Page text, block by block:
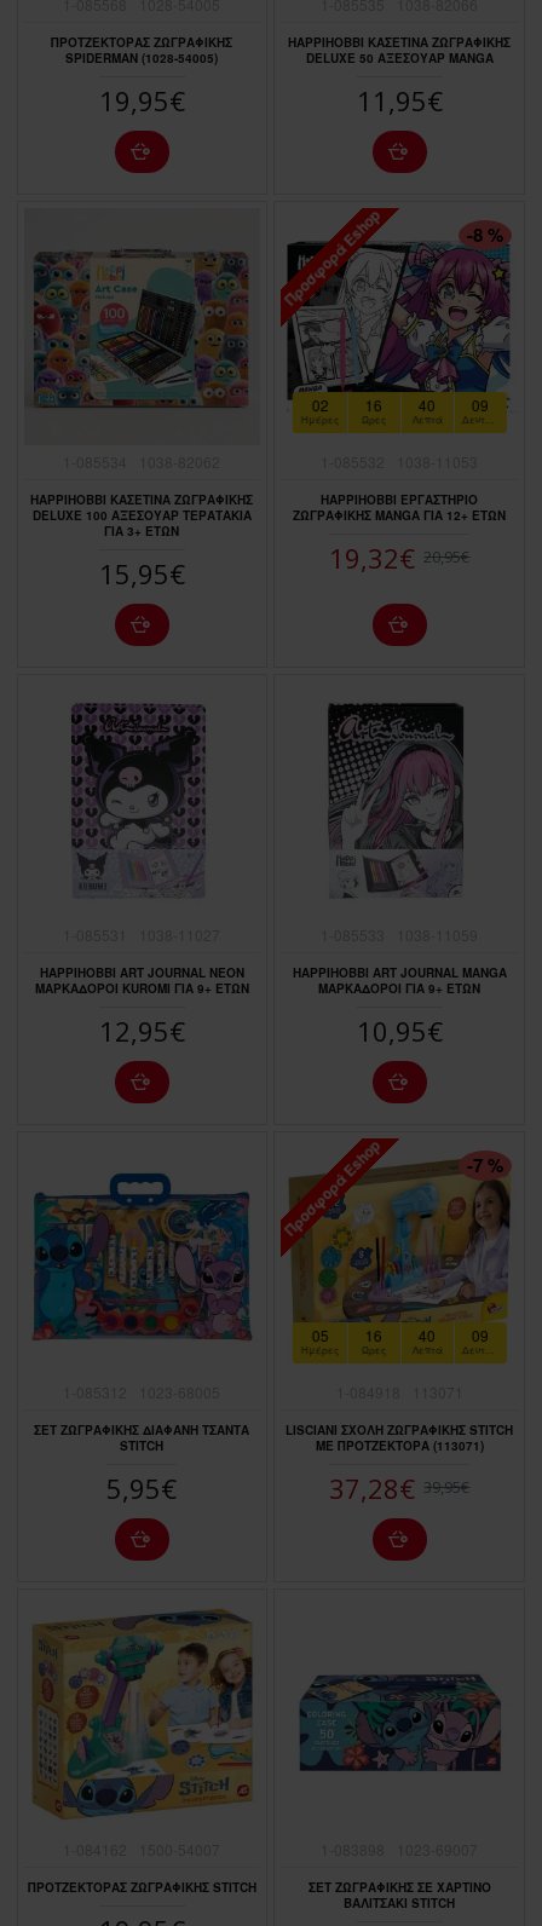
ΠΡΟΤΖΕΚΤΟΡΑΣ ΖΩΓΡΑΦΙΚΗΣ
SPIDERMAN (1028-54005)
19,95€
HAPPIHOBBI ΚΑΣΕΤΙΝΑ ΖΩΓΡΑΦΙΚΗΣ
DELUXE 50 ΑΞΕΣΟΥΑΡ MANGA
11,95€
HAPPIHOBBI ΚΑΣΕΤΙΝΑ ΖΩΓΡΑΦΙΚΗΣ
DELUXE 100 ΑΞΕΣΟΥΑΡ ΤΕΡΑΤΑΚΙΑ
ΓΙΑ 3+ ΕΤΩΝ
15,95€
ΠΤΏΣΗ ΤΙΜΉΣ
Προσφορά Eshop -8 %
02
Ημέρες
16
Ώρες
40
Λεπτά
07
HAPPIHOBBI ΕΡΓΑΣΤΗΡΙΟ
ΖΩΓΡΑΦΙΚΗΣ MANGA ΓΙΑ 12+ ΕΤΩΝ
19,32€ 20,95€
HAPPIHOBBI ART JOURNAL NEON
ΜΑΡΚΑΔΟΡΟΙ KUROMI ΓΙΑ 9+ ΕΤΩΝ
12,95€
HAPPIHOBBI ART JOURNAL MANGA
ΜΑΡΚΑΔΟΡΟΙ ΓΙΑ 9+ ΕΤΩΝ
10,95€
ΣΕΤ ΖΩΓΡΑΦΙΚΗΣ ΔΙΑΦΑΝΗ ΤΣΑΝΤΑ
STITCH
5,95€
ΠΤΏΣΗ ΤΙΜΉΣ
Προσφορά Eshop -7 %
05
Ημέρες
16
Ώρες
40
Λεπτά
07
LISCIANI ΣΧΟΛΗ ΖΩΓΡΑΦΙΚΗΣ STITCH
ΜΕ ΠΡΟΤΖΕΚΤΟΡΑ (113071)
37,28€ 39,95€
ΠΡΟΤΖΕΚΤΟΡΑΣ ΖΩΓΡΑΦΙΚΗΣ STITCH
ΣΕΤ ΖΩΓΡΑΦΙΚΗΣ ΣΕ ΧΑΡΤΙΝΟ
ΒΑΛΙΤΣΑΚΙ STITCH